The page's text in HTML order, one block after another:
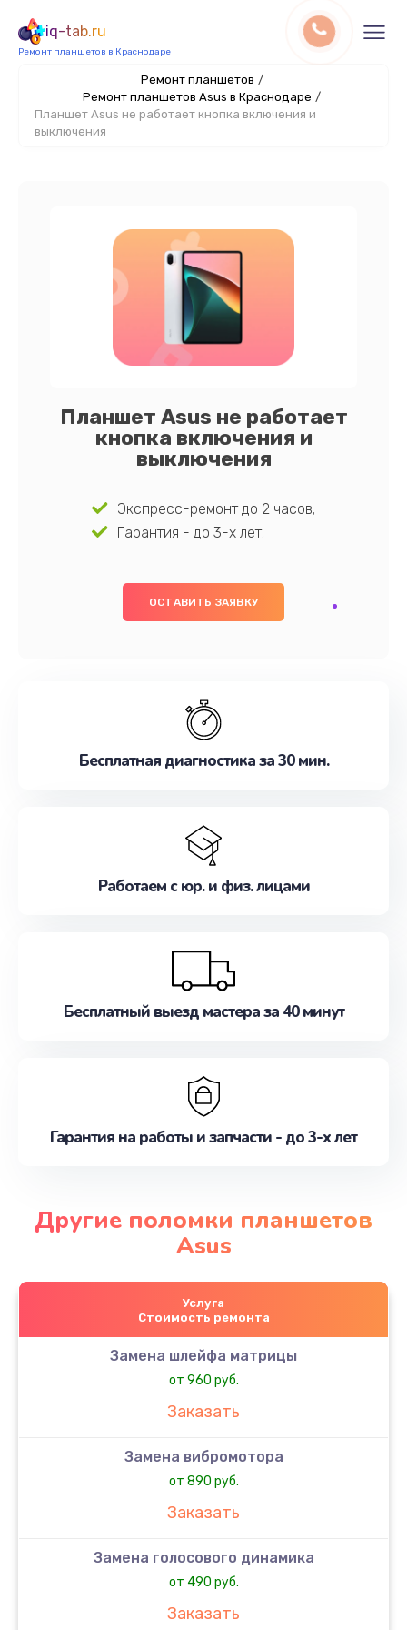
iq-tab.ru
Ремонт планшетов в Краснодаре
Ремонт планшетов /
Ремонт планшетов Asus в Краснодаре /
Планшет Asus не работает кнопка включения и
выключения
Планшет Asus не работает
кнопка включения и
выключения
Экспресс-ремонт до 2 часов;
Гарантия - до 3-х лет;
ОСТАВИТЬ ЗАЯВКУ
Бесплатная диагностика за 30 мин.
Работаем с юр. и физ. лицами
Бесплатный выезд мастера за 40 минут
Гарантия на работы и запчасти - до 3-х лет
Другие поломки планшетов
Asus
Услуга
Стоимость ремонта
Замена шлейфа матрицы
от 960 руб.
Заказать
Замена вибромотора
от 890 руб.
Заказать
Замена голосового динамика
от 490 руб.
Заказать